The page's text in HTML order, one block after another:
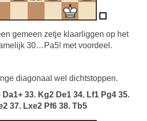
gemeen zetje klaarliggen op het
30…Pa5! met voordeel.
diagonaal wel dichtstoppen.
33. Kg2 De1 34. Lf1 Pg4 35.
37. Lxe2 Pf6 38. Tb5